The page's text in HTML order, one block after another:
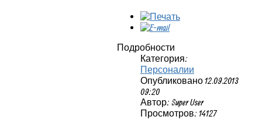
Подробности
Категория:
Персоналии
Опубликовано 12.09.2013
09:20
Автор: Super User
Просмотров: 14127